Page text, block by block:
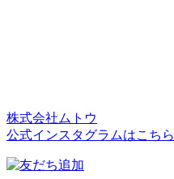
株式会社ムトウ
公式インスタグラムはこちら